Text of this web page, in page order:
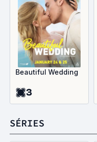
Beautiful Wedding
3
SÉRIES